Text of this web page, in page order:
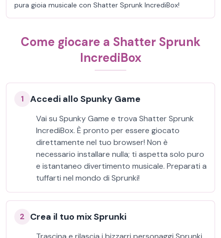
pura gioia musicale con Shatter Sprunk IncrediBox!
Come giocare a Shatter Sprunk
IncrediBox
1 Accedi allo Spunky Game
Vai su Spunky Game e trova Shatter Sprunk
IncrediBox. È pronto per essere giocato
direttamente nel tuo browser! Non è
necessario installare nulla; ti aspetta solo puro
e istantaneo divertimento musicale. Preparati a
tuffarti nel mondo di Sprunki!
2 Crea il tuo mix Sprunki